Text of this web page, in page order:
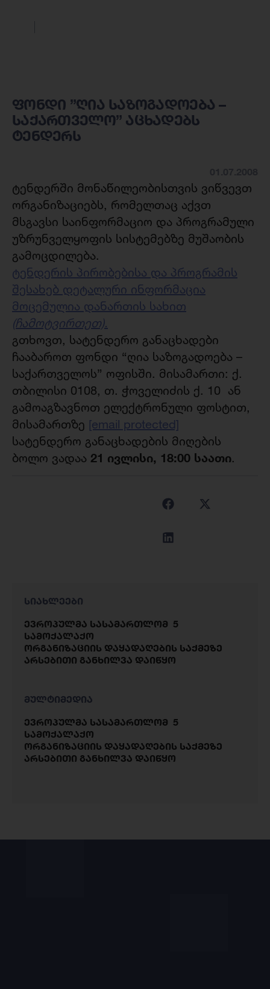
ფონდი ”ღია საზოგადოება –
საქართველო” აცხადებს
ტენდერს
ტენდერში მონაწილეობისთვის ვიწვევთ
ორგანიზაციებს, რომელთაც აქვთ
მსგავსი საინფორმაციო და პროგრამული
უზრუნველყოფის სისტემებზე მუშაობის
გამოცდილება.
ტენდერის პირობებისა და პროგრამის
შესახებ დეტალური ინფორმაცია
მოცემულია დანართის სახით
(ჩამოტვირთეთ).
გთხოვთ, სატენდერო განაცხადები
ჩააბაროთ ფონდი “ღია საზოგადოება –
საქართველოს” ოფისში. მისამართი: ქ.
თბილისი 0108, თ. ჭოველიძის ქ. 10 ან
გამოაგზავნოთ ელექტრონული ფოსტით,
მისამართზე [email protected]
სატენდერო განაცხადების მიღების
ბოლო ვადაა 21 ივლისი, 18:00 საათი.
სიახლეები
ევროპულმა სასამართლომ 5
სამოქალაქო
ორგანიზაციის დაყადაღების საქმეზე
არსებითი განხილვა დაიწყო
მულტიმედია
ევროპულმა სასამართლომ 5
სამოქალაქო
ორგანიზაციის დაყადაღების საქმეზე
არსებითი განხილვა დაიწყო